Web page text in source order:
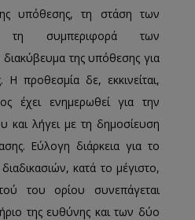
υπόθεσης, τη στάση των
τη συμπεριφορά των
της υπόθεσης για
Η προθεσμία δε, εκκινείται,
έχει ενημερωθεί για την
και λήγει με τη δημοσίευση
Εύλογη διάρκεια για το
κατά το μέγιστο,
του ορίου συνεπάγεται
της ευθύνης και των δύο